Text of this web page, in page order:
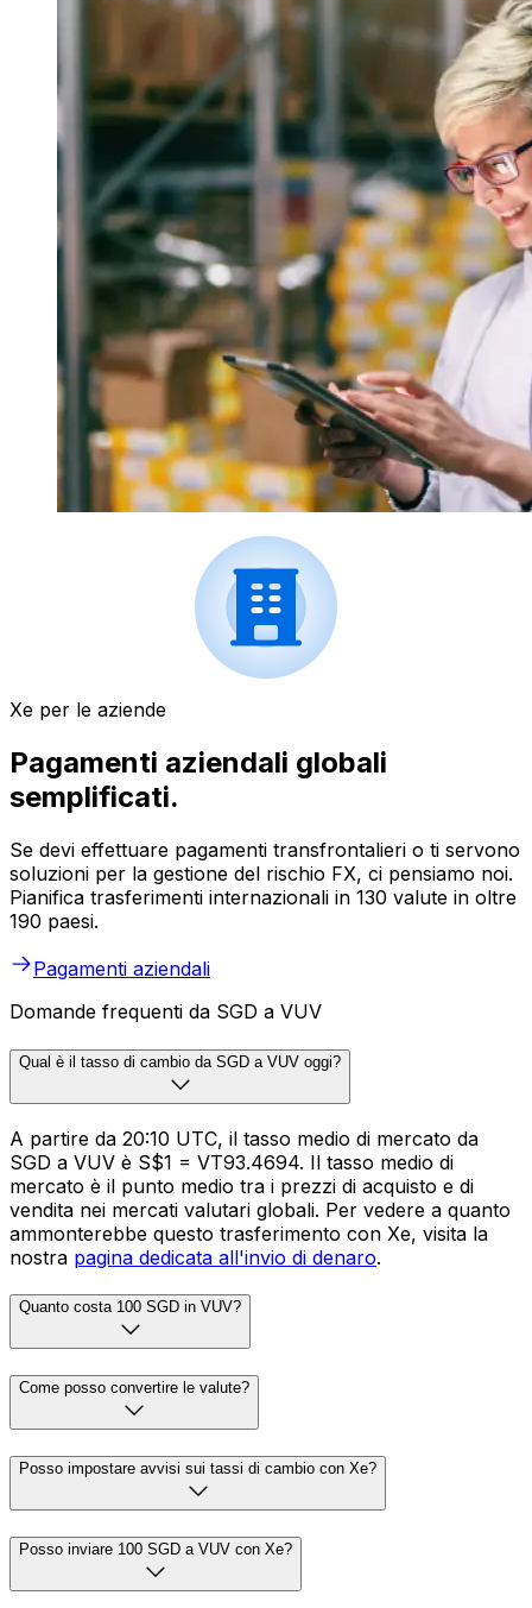
Xe per le aziende
Pagamenti aziendali globali
semplificati.
Se devi effettuare pagamenti transfrontalieri o ti servono
soluzioni per la gestione del rischio FX, ci pensiamo noi.
Pianifica trasferimenti internazionali in 130 valute in oltre
190 paesi.
Pagamenti aziendali
Domande frequenti da SGD a VUV
Qual è il tasso di cambio da SGD a VUV oggi?
A partire da 20:10 UTC, il tasso medio di mercato da
SGD a VUV è S$1 = VT93.4694. Il tasso medio di
mercato è il punto medio tra i prezzi di acquisto e di
vendita nei mercati valutari globali. Per vedere a quanto
ammonterebbe questo trasferimento con Xe, visita la
nostra pagina dedicata all'invio di denaro.
Quanto costa 100 SGD in VUV?
Come posso convertire le valute?
Posso impostare avvisi sui tassi di cambio con Xe?
Posso inviare 100 SGD a VUV con Xe?